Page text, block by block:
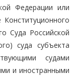
Федерации или
Суда Российской
суда субъекта
судами
и иностранными